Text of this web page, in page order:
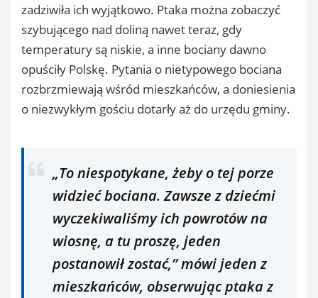
zadziwiła ich wyjątkowo. Ptaka można zobaczyć
szybującego nad doliną nawet teraz, gdy
temperatury są niskie, a inne bociany dawno
opuściły Polskę. Pytania o nietypowego bociana
rozbrzmiewają wśród mieszkańców, a doniesienia
o niezwykłym gościu dotarły aż do urzędu gminy.
„To niespotykane, żeby o tej porze
widzieć bociana. Zawsze z dziećmi
wyczekiwaliśmy ich powrotów na
wiosnę, a tu proszę, jeden
postanowił zostać,” mówi jeden z
mieszkańców, obserwując ptaka z